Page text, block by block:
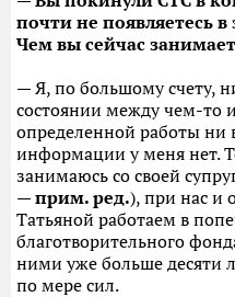
почти не появляетесь
Чем вы сейчас
— Я, по большому счету,
состоянии между чем-то
определенной работы ни
информации у меня нет.
занимаюсь со своей
— прим. ред.), при нас и
Татьяной работаем в
благотворительного
ними уже больше десяти
по мере сил.